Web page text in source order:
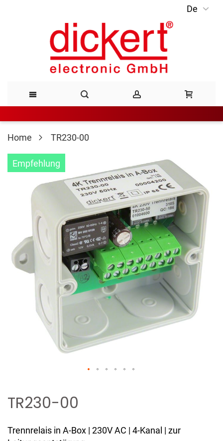
De
Inhalt
Home TR230-00
Zum
Ende
Bildergalerie
springen
Anfang
der
springen
Empfehlung
TR230-00
Trennrelais in A-Box | 230V AC | 4-Kanal | zur